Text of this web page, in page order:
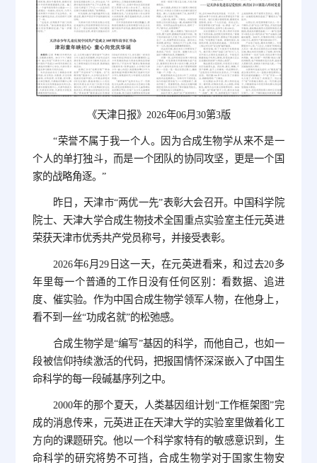
《天津日报》2026年06月30第3版
“荣誉不属于我一个人。因为合成生物学从来不是一
个人的单打独斗，而是一个团队的协同攻坚，更是一个国
家的战略角逐。”
昨日，天津市“两优一先”表彰大会召开。中国科学院
院士、天津大学合成生物技术全国重点实验室主任元英进
荣获天津市优秀共产党员称号，并接受表彰。
2026年6月29日这一天，在元英进看来，和过去20多
年里每一个普通的工作日没有任何区别：看数据、追进
度、催实验。作为中国合成生物学领军人物，在他身上，
看不到一丝“功成名就”的松弛感。
合成生物学是“编写”基因的科学，而他自己，也如一
段被信仰持续激活的代码，把报国情怀深深嵌入了中国生
命科学的每一段碱基序列之中。
2000年的那个夏天，人类基因组计划“工作框架图”完
成的消息传来，元英进正在天津大学的实验室里做着化工
方向的课题研究。他以一个科学家特有的敏感意识到，生
命科学的研究将势不可挡，合成生物学对于国家生物安